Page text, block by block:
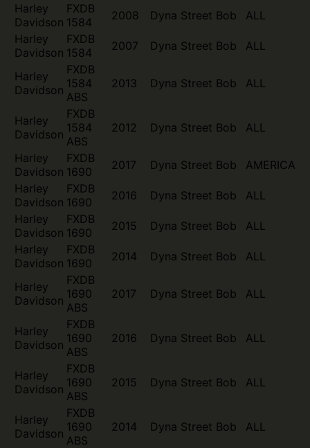
Harley
Davidson
FXDB
1584
2008 Dyna Street Bob
ALL
Harley
Davidson
FXDB
1584
2007 Dyna Street Bob ALL
Harley
Davidson
FXDB
1584
ABS
2013 Dyna Street Bob ALL
Harley
Davidson
FXDB
1584
ABS
2012 Dyna Street Bob ALL
Harley
Davidson
FXDB
1690
2017 Dyna Street Bob
AMERICA
Harley
Davidson
FXDB
1690
2016 Dyna Street Bob
ALL
Harley
Davidson
FXDB
1690
2015 Dyna Street Bob
ALL
Harley
Davidson
FXDB
1690
2014 Dyna Street Bob ALL
Harley
Davidson
FXDB
1690
ABS
2017 Dyna Street Bob ALL
Harley
Davidson
FXDB
1690
ABS
2016 Dyna Street Bob ALL
Harley
Davidson
FXDB
1690
ABS
2015 Dyna Street Bob ALL
Harley
Davidson
FXDB
1690
ABS
2014 Dyna Street Bob ALL